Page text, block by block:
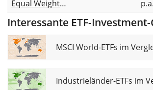
Equal Weight
UCITS ETF USD
Acc
p.a.
Interessante ETF-
MSCI World-ETFs im
Industrieländer-ETFs im